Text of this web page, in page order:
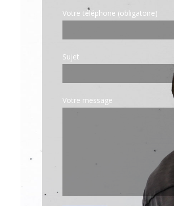
Votre téléphone (obligatoire)
Sujet
Votre message